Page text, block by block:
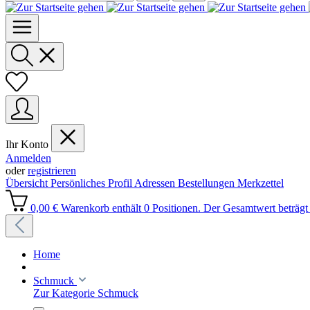
Ihr Konto
Anmelden
oderregistrieren
Übersicht Persönliches Profil Adressen Bestellungen Merkzettel
0,00 € Warenkorb enthält 0 Positionen. Der Gesamtwert
Home
Schmuck
Zur Kategorie Schmuck